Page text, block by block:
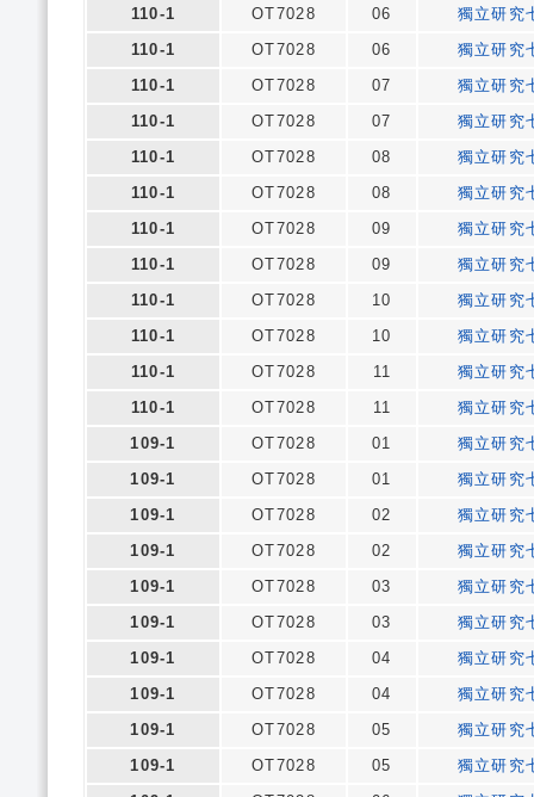
110-1
OT7028 06
獨立研究
110-1
OT7028 06
獨立研究
110-1
OT7028 07
獨立研究
110-1
OT7028 07
獨立研究
110-1
OT7028 08
獨立研究
110-1
OT7028 08
獨立研究
110-1
OT7028 09
獨立研究
110-1
OT7028 09
獨立研究
110-1
OT7028 10
獨立研究
110-1
OT7028 10
獨立研究
110-1
OT7028 11
獨立研究
110-1
OT7028 11
獨立研究
109-1
OT7028 01
獨立研究
109-1
OT7028 01
獨立研究
109-1
OT7028 02
獨立研究
109-1
OT7028 02
獨立研究
109-1
OT7028 03
獨立研究
109-1
OT7028 03
獨立研究
109-1
OT7028 04
獨立研究
109-1
OT7028 04
獨立研究
109-1
OT7028 05
獨立研究
109-1
OT7028 05
獨立研究